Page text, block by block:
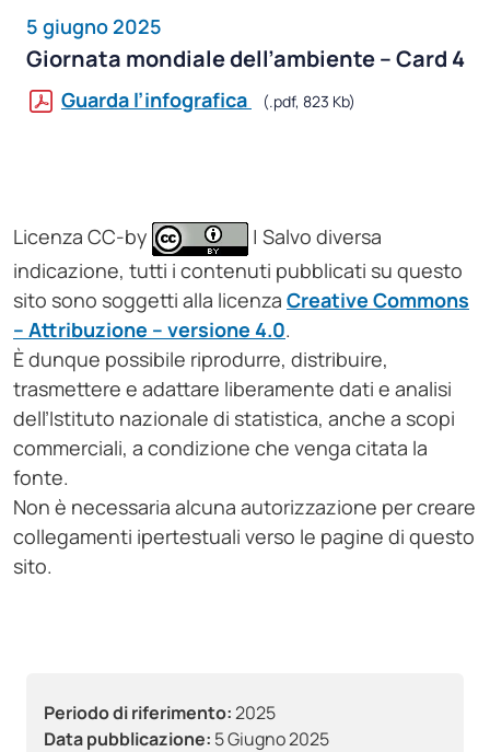
Periodo di riferimento:2025
Data pubblicazione: 5 Giugno 2025
5 giugno 2025
Giornata mondiale dell’ambiente – Card 4
Guarda l’infografica (.pdf, 823 Kb)
Licenza CC-by
| Salvo diversa
indicazione, tutti i contenuti pubblicati su questo
sito sono soggetti alla licenza Creative Commons
– Attribuzione – versione 4.0.
È dunque possibile riprodurre, distribuire,
trasmettere e adattare liberamente dati e analisi
dell’Istituto nazionale di statistica, anche a scopi
commerciali, a condizione che venga citata la
fonte.
Non è necessaria alcuna autorizzazione per creare
collegamenti ipertestuali verso le pagine di questo
sito.